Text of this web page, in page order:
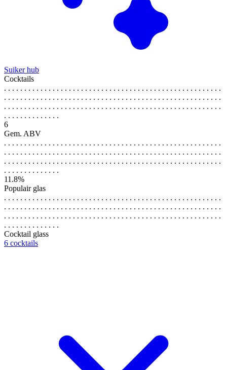
Suiker hub
Cocktails
. . . . . . . . . . . . . . . . . . . . . . . . . . . . . . . . . . . . . . . . . . . . . . . . . . . . . .
. . . . . . . . . . . . . . . . . . . . . . . . . . . . . . . . . . . . . . . . . . . . . . . . . . . . . .
. . . . . . . . . . . . . . . . . . . . . . . . . . . . . . . . . . . . . . . . . . . . . . . . . . . . . .
. . . . . . . . . . . . . .
6
Gem. ABV
. . . . . . . . . . . . . . . . . . . . . . . . . . . . . . . . . . . . . . . . . . . . . . . . . . . . . .
. . . . . . . . . . . . . . . . . . . . . . . . . . . . . . . . . . . . . . . . . . . . . . . . . . . . . .
. . . . . . . . . . . . . . . . . . . . . . . . . . . . . . . . . . . . . . . . . . . . . . . . . . . . . .
. . . . . . . . . . . . . .
11.8%
Populair glas
. . . . . . . . . . . . . . . . . . . . . . . . . . . . . . . . . . . . . . . . . . . . . . . . . . . . . .
. . . . . . . . . . . . . . . . . . . . . . . . . . . . . . . . . . . . . . . . . . . . . . . . . . . . . .
. . . . . . . . . . . . . . . . . . . . . . . . . . . . . . . . . . . . . . . . . . . . . . . . . . . . . .
. . . . . . . . . . . . . .
Cocktail glass
6 cocktails